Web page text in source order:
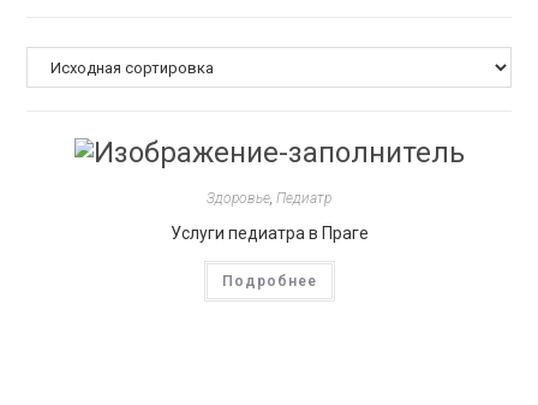
Здоровье Педиатр
Услуги педиатра в Праге
Подробнее